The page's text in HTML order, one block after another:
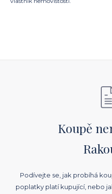
Koupě
Podívejte se, jak probíhá
poplatky platí kupující, nebo